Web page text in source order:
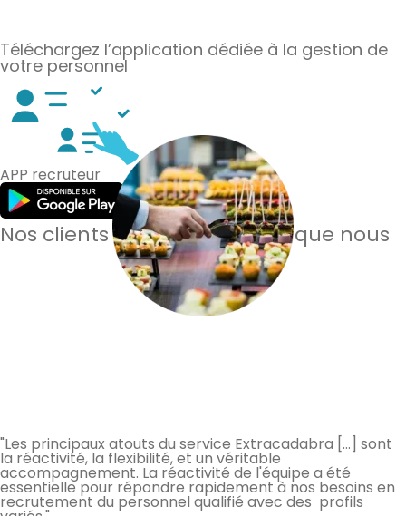
Téléchargez l’application dédiée à la gestion de
votre personnel
APP recruteur
Nos clients en parlent mieux que nous
"Les principaux atouts du service Extracadabra […] sont
la réactivité, la flexibilité, et un véritable
accompagnement. La réactivité de l'équipe a été
essentielle pour répondre rapidement à nos besoins en
recrutement du personnel qualifié avec des profils